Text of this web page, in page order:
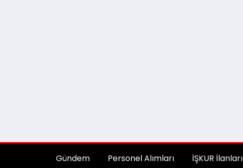
Gündem Personel Alımları İŞKUR İlanları